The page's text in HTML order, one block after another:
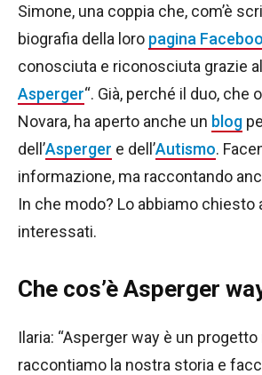
Simone, una coppia che, com’è
biografia della loro pagina
conosciuta e riconosciuta grazie
Asperger“. Già, perché il duo, che
Novara, ha aperto anche un blog
dell’Asperger e dell’Autismo.
informazione, ma raccontando
In che modo? Lo abbiamo chiesto
interessati.
Che cos’è Asperger
Ilaria: “Asperger way è un progetto
raccontiamo la nostra storia e